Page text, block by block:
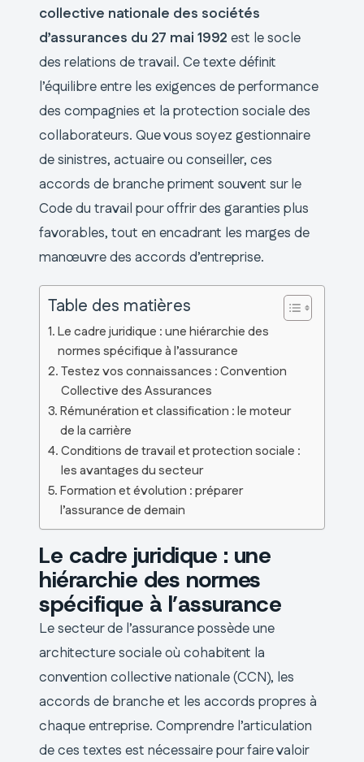
collective nationale des sociétés
d’assurances du 27 mai 1992 est le socle
des relations de travail. Ce texte définit
l’équilibre entre les exigences de performance
des compagnies et la protection sociale des
collaborateurs. Que vous soyez gestionnaire
de sinistres, actuaire ou conseiller, ces
accords de branche priment souvent sur le
Code du travail pour offrir des garanties plus
favorables, tout en encadrant les marges de
manœuvre des accords d’entreprise.
Table des matières
Le cadre juridique : une hiérarchie des
normes spécifique à l’assurance
Testez vos connaissances : Convention
Collective des Assurances
Rémunération et classification : le moteur
de la carrière
Conditions de travail et protection sociale :
les avantages du secteur
Formation et évolution : préparer
l’assurance de demain
Le cadre juridique : une
hiérarchie des normes
spécifique à l’assurance
Le secteur de l’assurance possède une
architecture sociale où cohabitent la
convention collective nationale (CCN), les
accords de branche et les accords propres à
chaque entreprise. Comprendre l’articulation
de ces textes est nécessaire pour faire valoir